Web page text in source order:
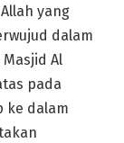
yang
dalam
Al
pada
ke dalam